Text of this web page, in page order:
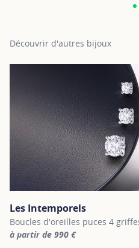
Découvrir d'autres bijoux
Les Intemporels
Boucles d'oreilles puces 4
à partir de 990 €